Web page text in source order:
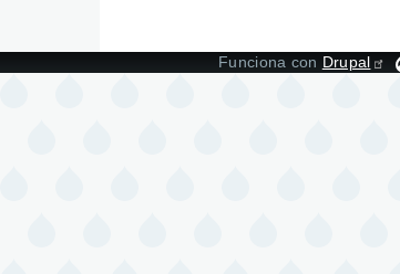
Funciona con Drupal